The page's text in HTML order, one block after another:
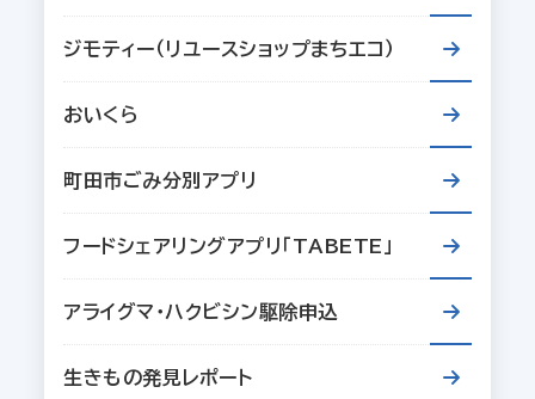
ジモティー（リユースショップまちエコ）
おいくら
町田市ごみ分別アプリ
フードシェアリングアプリ「TABETE」
アライグマ・ハクビシン駆除申込
生きもの発見レポート